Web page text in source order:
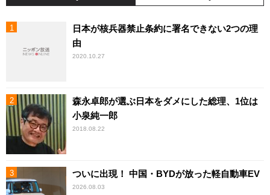
日本が核兵器禁止条約に署名できない2つの理
由
2020.10.27
森永卓郎が選ぶ日本をダメにした総理、1位は
小泉純一郎
2018.08.22
ついに出現！ 中国・BYDが放った軽自動車EV
2026.08.03